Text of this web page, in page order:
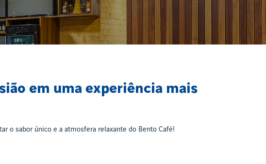
em uma experiência mais
o sabor único e a atmosfera relaxante do Bento Café!